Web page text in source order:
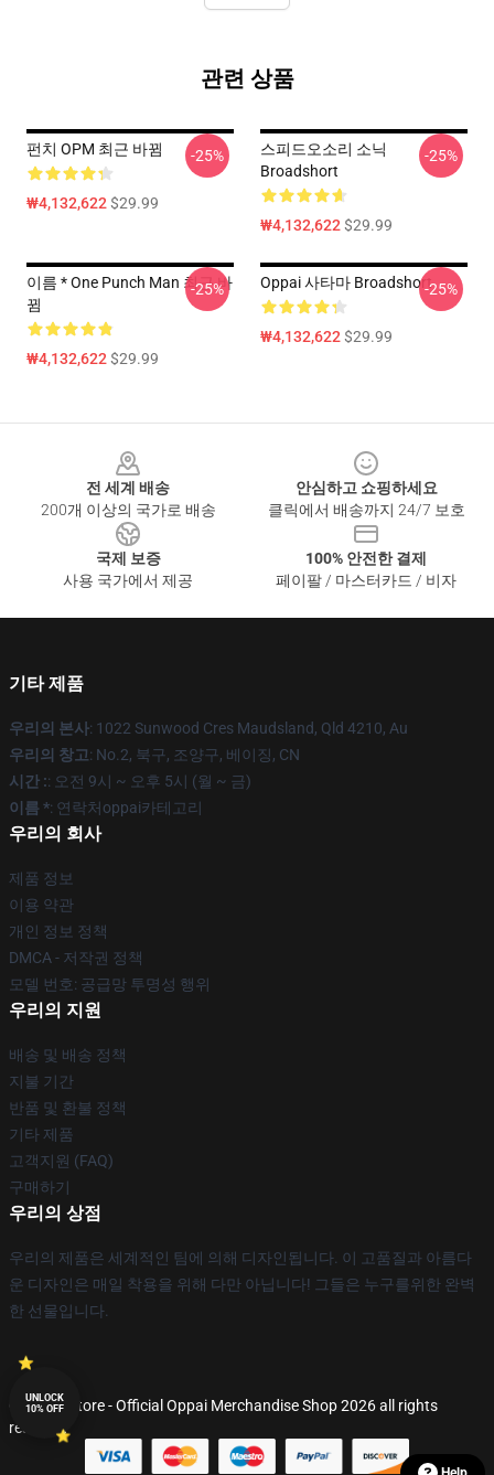
관련 상품
펀치 OPM 최근 바뀜
₩4,132,622$29.99
-25%
스피드오소리 소닉
Broadshort
₩4,132,622$29.99
-25%
이름 * One Punch Man 최근 바
뀜
₩4,132,622$29.99
-25% Oppai 사타마 Broadshort
₩4,132,622$29.99
-25%
전 세계 배송
200개 이상의 국가로 배송
안심하고 쇼핑하세요
클릭에서 배송까지 24/7 보호
국제 보증
사용 국가에서 제공
100% 안전한 결제
페이팔 / 마스터카드 / 비자
기타 제품
우리의 본사: 1022 Sunwood Cres Maudsland, Qld 4210, Au
우리의 창고: No.2, 북구, 조양구, 베이징, CN
시간 :: 오전 9시 ~ 오후 5시 (월 ~ 금)
이름 *: 연락처oppai카테고리
우리의 회사
제품 정보
이용 약관
개인 정보 정책
DMCA - 저작권 정책
모델 번호: 공급망 투명성 행위
우리의 지원
배송 및 배송 정책
지불 기간
반품 및 환불 정책
기타 제품
고객지원 (FAQ)
구매하기
우리의 상점
우리의 제품은 세계적인 팀에 의해 디자인됩니다. 이 고품질과 아름다
운 디자인은 매일 착용을 위해 다만 아닙니다! 그들은 누구를위한 완벽
한 선물입니다.
© Oppai Store - Official Oppai Merchandise Shop 2026 all rights
reserved
UNLOCK
10% OFF